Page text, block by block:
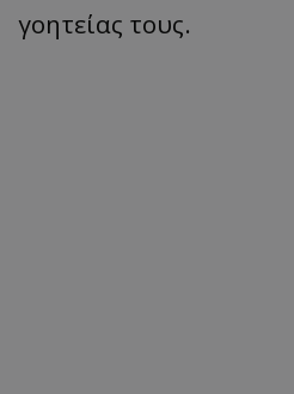
γοητείας τους.